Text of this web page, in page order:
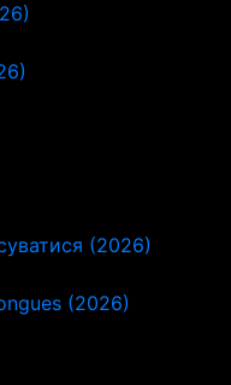
(2026)
(2026)